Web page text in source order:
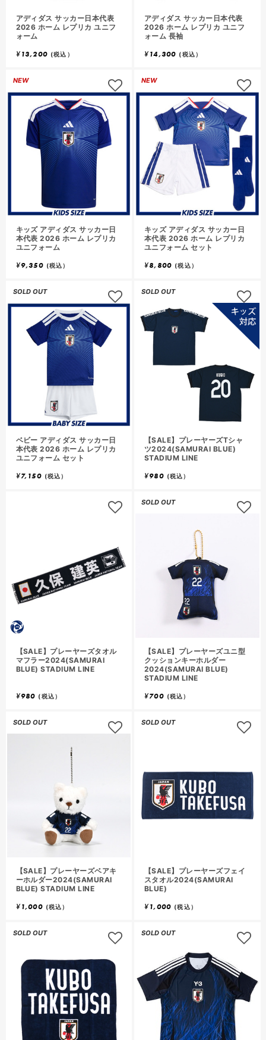
アディダス サッカー日本代表
2026 ホーム レプリカ ユニフ
ォーム
¥13,200 (税込）
アディダス サッカー日本代表
2026 ホーム レプリカ ユニフ
ォーム 長袖
¥14,300 (税込）
NEW
キッズ アディダス サッカー日
本代表 2026 ホーム レプリカ
ユニフォーム
¥9,350 (税込）
NEW
キッズ アディダス サッカー日
本代表 2026 ホーム レプリカ
ユニフォーム セット
¥8,800 (税込）
SOLD OUT
ベビー アディダス サッカー日
本代表 2026 ホーム レプリカ
ユニフォーム セット
¥7,150 (税込）
SOLD OUT
【SALE】プレーヤーズTシャ
ツ2024(SAMURAI BLUE)
STADIUM LINE
¥980 (税込）
【SALE】プレーヤーズタオル
マフラー2024(SAMURAI
BLUE) STADIUM LINE
¥980 (税込）
SOLD OUT
【SALE】プレーヤーズユニ型
クッションキーホルダー
2024(SAMURAI BLUE)
STADIUM LINE
¥700 (税込）
SOLD OUT
【SALE】プレーヤーズベアキ
ーホルダー2024(SAMURAI
BLUE) STADIUM LINE
¥1,000 (税込）
SOLD OUT
【SALE】プレーヤーズフェイ
スタオル2024(SAMURAI
BLUE)
¥1,000 (税込）
SOLD OUT SOLD OUT